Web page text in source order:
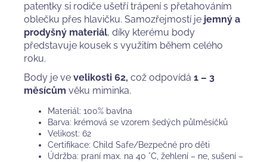
patentky si rodiče ušetří trápení s přetahováním
oblečku přes hlavičku. Samozřejmostí je jemný a
prodyšný materiál, díky kterému body
představuje kousek s využitím během celého
roku.
Body je ve velikosti 62, což odpovídá 1 – 3
měsícům věku miminka.
Materiál: 100% bavlna
Barva: krémová se vzorem šedých půlměsíčků
Velikost: 62
Certifikace: Child Safe/Bezpečné pro děti
Údržba: praní max. na 40 °C, žehlení – ne, sušení –